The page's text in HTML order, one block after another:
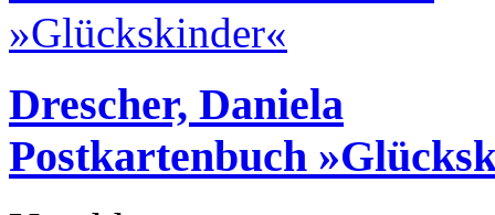
Drescher, Daniela
Postkartenbuch